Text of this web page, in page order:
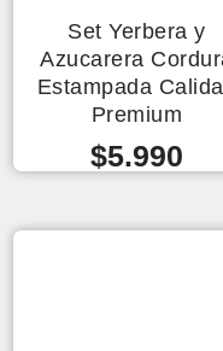
Set Yerbera y
Azucarera
Estampada
Premium
$5.990